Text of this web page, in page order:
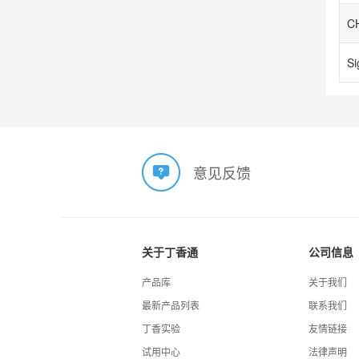
意见反馈
关于丁香通
产品库
最新产品列表
丁香实验
试用中心
公司信息
关于我们
联系我们
友情链接
法律声明